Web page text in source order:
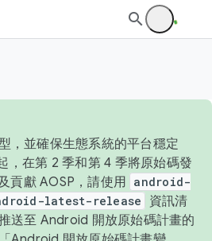
，並確保生態系統的平台穩定
，在第 2 季和第 4 季將原始碼發
貢獻 AOSP，請使用 android-
latest-release
資訊清
送至 Android 開放原始碼計畫的